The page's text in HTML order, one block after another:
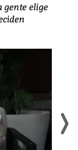
gente elige